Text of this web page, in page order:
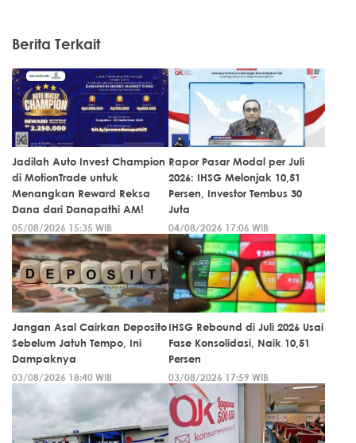
Berita Terkait
Jadilah Auto Invest Champion
di MotionTrade untuk
Menangkan Reward Reksa
Dana dari Danapathi AM!
05/08/2026 15:35 WIB
Rapor Pasar Modal per Juli
2026: IHSG Melonjak 10,51
Persen, Investor Tembus 30
Juta
04/08/2026 17:06 WIB
Jangan Asal Cairkan Deposito
Sebelum Jatuh Tempo, Ini
Dampaknya
03/08/2026 18:40 WIB
IHSG Rebound di Juli 2026 Usai
Fase Konsolidasi, Naik 10,51
Persen
03/08/2026 17:59 WIB